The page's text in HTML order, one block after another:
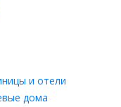
и отели
дома